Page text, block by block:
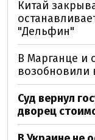
Китай
"Дельфин"
В Марганце и
возобновили
Суд вернул
дворец